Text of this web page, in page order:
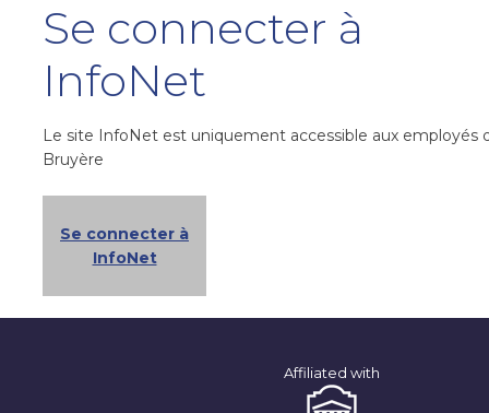
Se connecter à
InfoNet
Le site InfoNet est uniquement accessible aux employés
Bruyère
Se connecter à
InfoNet
Affiliated with